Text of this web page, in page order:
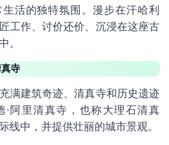
活的独特氛围。漫步在汗哈利
工作、讨价还价、沉浸在这座古
。
寺
满建筑奇迹、清真寺和历史遗迹
·阿里清真寺，也称大理石清真
线中，并提供壮丽的城市景观。